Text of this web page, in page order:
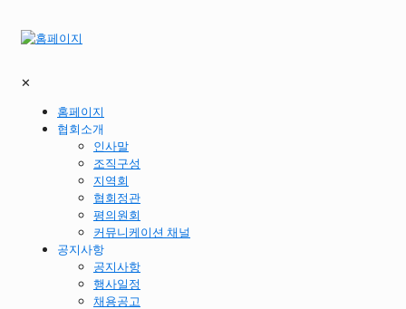
✕
홈페이지
협회소개
인사말
조직구성
지역회
협회정관
평의원회
커뮤니케이션 채널
공지사항
공지사항
행사일정
채용공고